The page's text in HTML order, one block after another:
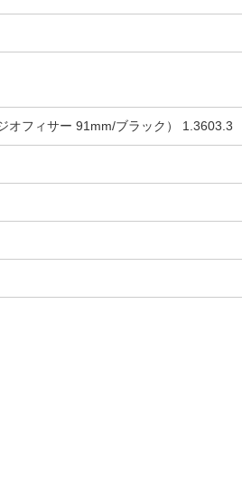
オフィサー 91mm/ブラック） 1.3603.3